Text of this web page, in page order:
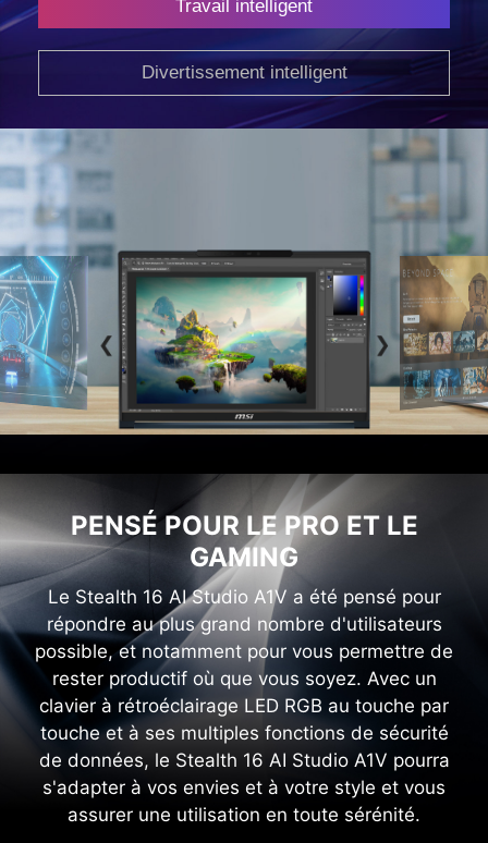
Travail intelligent
Divertissement intelligent
PENSÉ POUR LE PRO ET LE
GAMING
Le Stealth 16 AI Studio A1V a été pensé pour
répondre au plus grand nombre d'utilisateurs
possible, et notamment pour vous permettre de
rester productif où que vous soyez. Avec un
clavier à rétroéclairage LED RGB au touche par
touche et à ses multiples fonctions de sécurité
de données, le Stealth 16 AI Studio A1V pourra
s'adapter à vos envies et à votre style et vous
assurer une utilisation en toute sérénité.